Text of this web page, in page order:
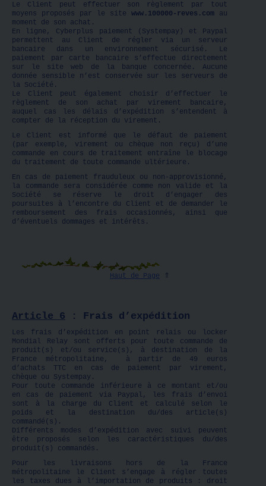
Le Client peut effectuer son règlement par tout
moyens proposés par le site www.100000-reves.com au
moment de son achat.
En ligne, Cyberplus paiement (Systempay) et Paypal
permettent au Client de régler via un serveur
bancaire dans un environnement sécurisé. Le
paiement par carte bancaire s’effectue directement
sur le site web de la banque concernée. Aucune
donnée sensible n’est conservée sur les serveurs de
la Société.
Le Client peut également choisir d’effectuer le
règlement de son achat par virement bancaire,
auquel cas les délais d’expédition s’entendent à
compter de la réception du virement.
Le Client est informé que le défaut de paiement
(par exemple, virement ou chèque non reçu) d’une
commande en cours de traitement entraîne le blocage
du traitement de toute commande ultérieure.
En cas de paiement frauduleux ou non-approvisionné,
la commande sera considérée comme non valide et la
Société se réserve le droit d’engager des
poursuites à l’encontre du Client et de demander le
remboursement des frais occasionnés, ainsi que
d’éventuels dommages et intérêts.
Haut de Page ⇑
Article 6 : Frais d’expédition
Les frais d’expédition en point relais ou locker
Mondial Relay sont offerts pour toute commande de
produit(s) et/ou service(s), à destination de la
France métropolitaine, à partir de 49 euros
d’achats TTC en cas de paiement par virement,
chèque ou Systempay.
Pour toute commande inférieure à ce montant et/ou
en cas de paiement via Paypal, les frais d’envoi
sont à la charge du Client et calculé selon le
poids et la destination du/des article(s)
commandé(s).
Différents modes d’expédition avec suivi peuvent
être proposés selon les caractéristiques du/des
produit(s) commandés.
Pour les livraisons hors de la France
métropolitaine le Client s’engage à régler toutes
les taxes dues à l’importation de produits : droit